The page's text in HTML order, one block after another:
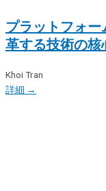
プラットフォ
革する技術の核
Khoi Tran
詳細 →